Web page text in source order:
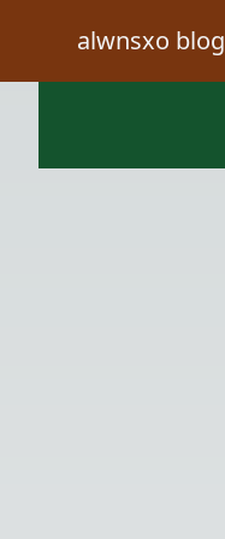
alwnsxo blog